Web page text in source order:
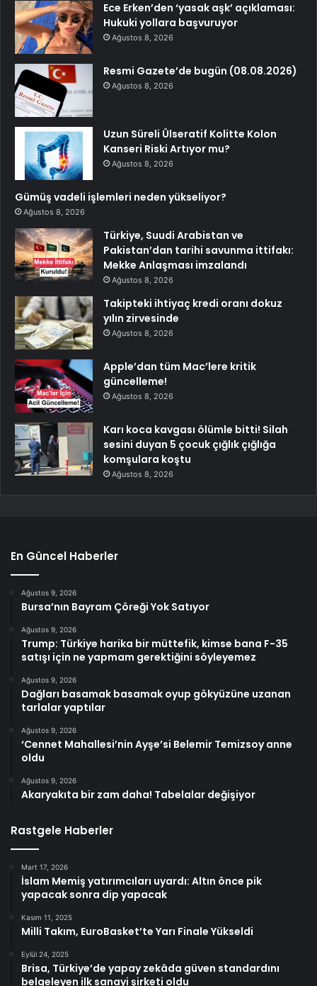
Ece Erken’den ‘yasak aşk’ açıklaması:
Hukuki yollara başvuruyor
Ağustos 8, 2026
Resmi Gazete’de bugün (08.08.2026)
Ağustos 8, 2026
Uzun Süreli Ülseratif Kolitte Kolon
Kanseri Riski Artıyor mu?
Ağustos 8, 2026
Gümüş vadeli işlemleri neden yükseliyor?
Ağustos 8, 2026
Türkiye, Suudi Arabistan ve
Pakistan’dan tarihi savunma ittifakı:
Mekke Anlaşması imzalandı
Ağustos 8, 2026
Takipteki ihtiyaç kredi oranı dokuz
yılın zirvesinde
Ağustos 8, 2026
Apple’dan tüm Mac’lere kritik
güncelleme!
Ağustos 8, 2026
Karı koca kavgası ölümle bitti! Silah
sesini duyan 5 çocuk çığlık çığlığa
komşulara koştu
Ağustos 8, 2026
En Güncel Haberler
Ağustos 9, 2026
Bursa’nın Bayram Çöreği Yok Satıyor
Ağustos 9, 2026
Trump: Türkiye harika bir müttefik, kimse bana F-35
satışı için ne yapmam gerektiğini söyleyemez
Ağustos 9, 2026
Dağları basamak basamak oyup gökyüzüne uzanan
tarlalar yaptılar
Ağustos 9, 2026
‘Cennet Mahallesi’nin Ayşe’si Belemir Temizsoy anne
oldu
Ağustos 9, 2026
Akaryakıta bir zam daha! Tabelalar değişiyor
Rastgele Haberler
Mart 17, 2026
İslam Memiş yatırımcıları uyardı: Altın önce pik
yapacak sonra dip yapacak
Kasım 11, 2025
Milli Takım, EuroBasket’te Yarı Finale Yükseldi
Eylül 24, 2025
Brisa, Türkiye’de yapay zekâda güven standardını
belgeleyen ilk sanayi şirketi oldu